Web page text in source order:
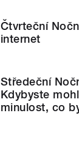
Čtvrteční
internet
Středeční
Kdybyste
minulost, co